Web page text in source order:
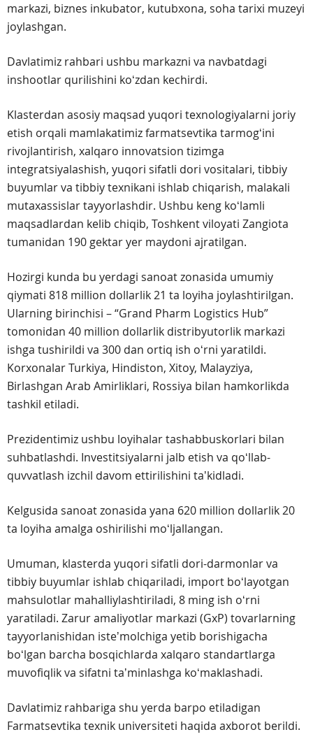
markazi, biznes inkubator, kutubxona, soha tarixi muzeyi
joylashgan.
Davlatimiz rahbari ushbu markazni va navbatdagi
inshootlar qurilishini koʻzdan kechirdi.
Klasterdan asosiy maqsad yuqori texnologiyalarni joriy
etish orqali mamlakatimiz farmatsevtika tarmogʻini
rivojlantirish, xalqaro innovatsion tizimga
integratsiyalashish, yuqori sifatli dori vositalari, tibbiy
buyumlar va tibbiy texnikani ishlab chiqarish, malakali
mutaxassislar tayyorlashdir. Ushbu keng koʻlamli
maqsadlardan kelib chiqib, Toshkent viloyati Zangiota
tumanidan 190 gektar yer maydoni ajratilgan.
Hozirgi kunda bu yerdagi sanoat zonasida umumiy
qiymati 818 million dollarlik 21 ta loyiha joylashtirilgan.
Ularning birinchisi – “Grand Pharm Logistics Hub”
tomonidan 40 million dollarlik distribyutorlik markazi
ishga tushirildi va 300 dan ortiq ish oʻrni yaratildi.
Korxonalar Turkiya, Hindiston, Xitoy, Malayziya,
Birlashgan Arab Amirliklari, Rossiya bilan hamkorlikda
tashkil etiladi.
Prezidentimiz ushbu loyihalar tashabbuskorlari bilan
suhbatlashdi. Investitsiyalarni jalb etish va qoʻllab-
quvvatlash izchil davom ettirilishini taʼkidladi.
Kelgusida sanoat zonasida yana 620 million dollarlik 20
ta loyiha amalga oshirilishi moʻljallangan.
Umuman, klasterda yuqori sifatli dori-darmonlar va
tibbiy buyumlar ishlab chiqariladi, import boʻlayotgan
mahsulotlar mahalliylashtiriladi, 8 ming ish oʻrni
yaratiladi. Zarur amaliyotlar markazi (GxP) tovarlarning
tayyorlanishidan isteʼmolchiga yetib borishigacha
boʻlgan barcha bosqichlarda xalqaro standartlarga
muvofiqlik va sifatni taʼminlashga koʻmaklashadi.
Davlatimiz rahbariga shu yerda barpo etiladigan
Farmatsevtika texnik universiteti haqida axborot berildi.